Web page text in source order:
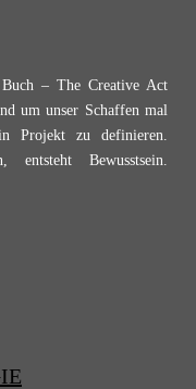
– The Creative Act
um unser Schaffen mal
Projekt zu definieren.
Bewusstsein.